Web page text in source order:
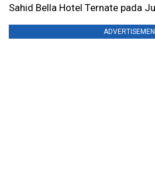
Sahid Bella Hotel Ternate pada